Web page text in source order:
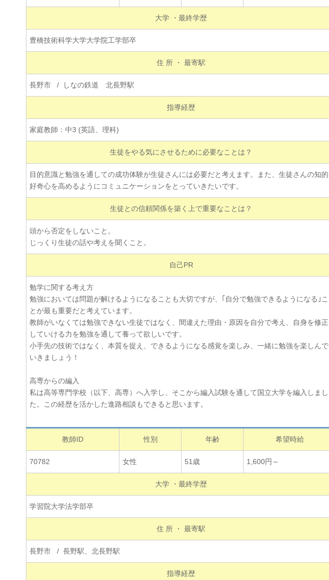
大学 ・最終学歴
豊橋技術科学大学大学院工学部卒
住 所 ・ 最寄駅
長野市 / しなの鉄道 北長野駅
指導経歴
家庭教師：中3 (英語、理科)
生徒をやる気にさせるために必要なことは？
目的意識と勉強を通しての成功体験が生徒さんには必要だと考えます。また、生徒さんの知的
好奇心を高めるようにコミュニケーションをとっていきたいです。
生徒との信頼関係を築く上で重要なことは？
頭から否定をしないこと。
じっくり生徒の話や考えを聞くこと。
自己PR
勉学に関する考え方
勉強においては問題が解けるようになることも大切ですが、｢自分で勉強できるようになる｣こ
とが最も重要だと考えています。
教師がいなくては勉強できない生徒ではなく、間違えた理由・原因を自分で考え、自身を修正
していける力を勉強を通して養って欲しいです。
小手先の技術ではなく、本質を捉え、できるようになる感覚を楽しみ、一緒に勉強を楽しんで
いきましょう！
高専からの編入
私は高等専門学校（以下、高専）へ入学し、そこから編入試験を通して国立大学を編入しまし
た。この経歴を活かした進路相談もできると思います。
教師ID 性別 年齢 希望時給
70782 女性 51歳 1,600円～
大学 ・最終学歴
学習院大学法学部卒
住 所 ・ 最寄駅
長野市 / 長野駅、北長野駅
指導経歴